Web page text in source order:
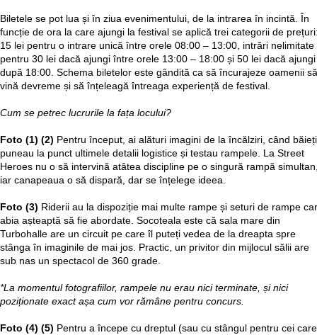
Biletele se pot lua și în ziua evenimentului, de la intrarea în incintă. În
funcție de ora la care ajungi la festival se aplică trei categorii de
15 lei pentru o intrare unică între orele 08:00 – 13:00, intrări nelimitate
pentru 30 lei dacă ajungi între orele 13:00 – 18:00 și 50 lei dacă ajungi
după 18:00. Schema biletelor este gândită ca să încurajeze oamenii să
vină devreme și să înțeleagă întreaga experiență de festival.
Cum se petrec lucrurile la fața locului?
Foto (1) (2) Pentru început, ai alături imagini de la încălziri, când
puneau la punct ultimele detalii logistice și testau rampele. La Street
Heroes nu o să intervină atâtea discipline pe o singură rampă
iar canapeaua o să dispară, dar se înțelege ideea.
Foto (3) Riderii au la dispoziție mai multe rampe și seturi de rampe
abia așteaptă să fie abordate. Socoteala este că sala mare din
Turbohalle are un circuit pe care îl puteți vedea de la dreapta spre
stânga în imaginile de mai jos. Practic, un privitor din mijlocul sălii are
sub nas un spectacol de 360 grade.
*La momentul fotografiilor, rampele nu erau nici terminate, și nici
poziționate exact așa cum vor rămâne pentru concurs.
Foto (4) (5) Pentru a începe cu dreptul (sau cu stângul pentru cei care